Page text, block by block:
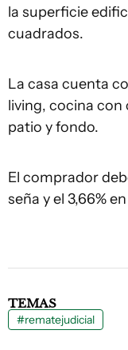
la superficie
cuadrados.
La casa cuenta
living, cocina con
patio y fondo.
El comprador
seña y el 3,66%
TEMAS
#rematejudicial